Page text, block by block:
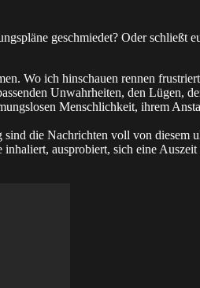
geschmiedet? Oder
Wo ich hinschauen rennen
Unwahrheiten, den Lügen,
Menschlichkeit, ihrem
die Nachrichten voll von
ausprobiert, sich eine